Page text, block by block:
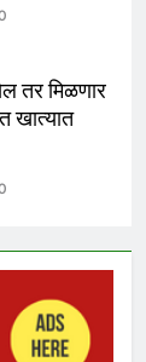
तर मिळणार
खात्यात